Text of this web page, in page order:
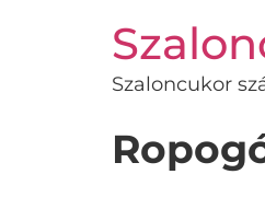
Szaloncukor